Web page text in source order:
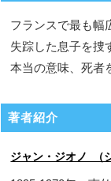
フランスで最も幅
失踪した息子を捜
本当の意味、死者
著者紹介
ジャン・ジオノ （